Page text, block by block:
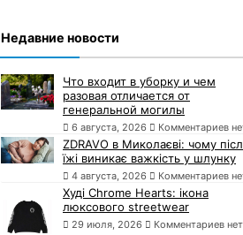
Недавние новости
Что входит в уборку и чем
разовая отличается от
генеральной могилы
6 августа, 2026 Комментариев
ZDRAVO в Миколаєві: чому
їжі виникає важкість у шлунку
4 августа, 2026 Комментариев
Худі Chrome Hearts: ікона
люксового streetwear
29 июля, 2026 Комментариев нет